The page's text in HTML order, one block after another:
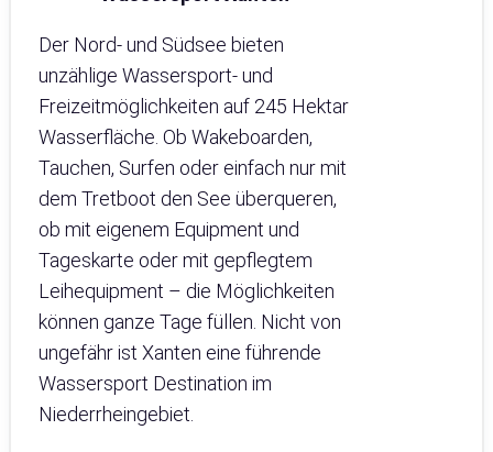
Der Nord- und Südsee bieten
unzählige Wassersport- und
Freizeitmöglichkeiten auf 245 Hektar
Wasserfläche. Ob Wakeboarden,
Tauchen, Surfen oder einfach nur mit
dem Tretboot den See überqueren,
ob mit eigenem Equipment und
Tageskarte oder mit gepflegtem
Leihequipment – die Möglichkeiten
können ganze Tage füllen. Nicht von
ungefähr ist Xanten eine führende
Wassersport Destination im
Niederrheingebiet.